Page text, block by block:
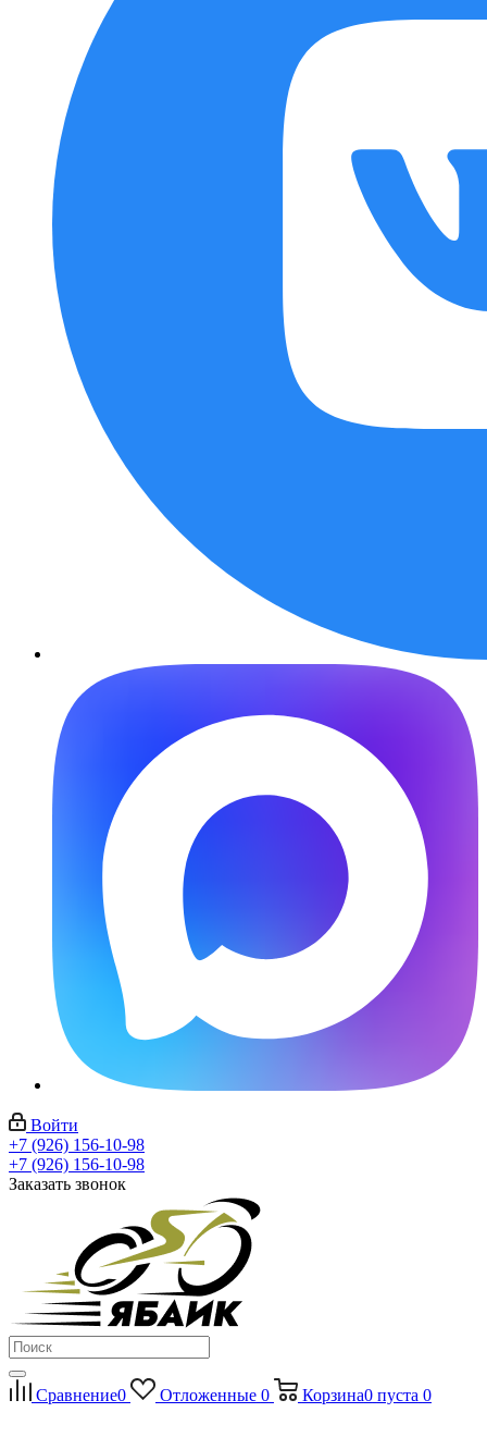
Войти
+7 (926) 156-10-98
+7 (926) 156-10-98
Заказать звонок
Сравнение0 Отложенные 0 Корзина0 пуста 0